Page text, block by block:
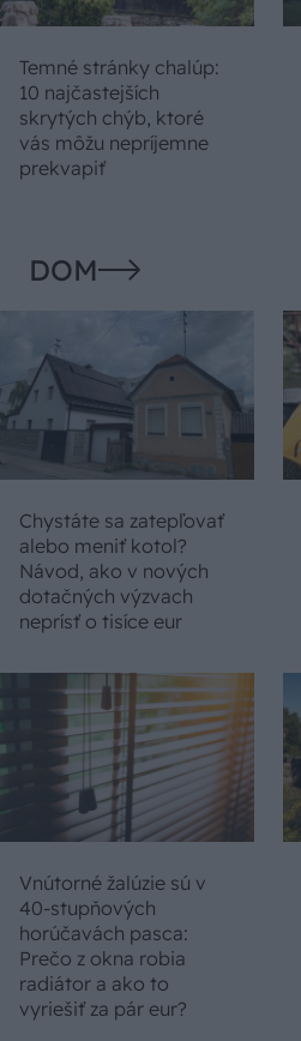
Temné stránky chalúp:
10 najčastejších
skrytých chýb, ktoré
vás môžu nepríjemne
prekvapiť
DOM
Chystáte sa zatepľovať
alebo meniť kotol?
Návod, ako v nových
dotačných výzvach
neprísť o tisíce eur
Vnútorné žalúzie sú v
40-stupňových
horúčavách pasca:
Prečo z okna robia
radiátor a ako to
vyriešiť za pár eur?